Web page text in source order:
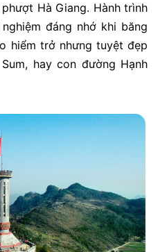
Hà Giang. Hành trình
đáng nhớ khi băng
hiểm trở nhưng tuyệt đẹp
hay con đường Hạnh